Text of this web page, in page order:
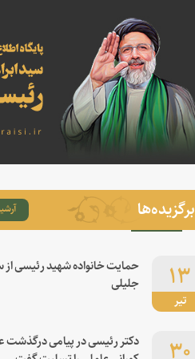
برگزیده‌ها
تیر
۱۳
حمایت خانواده شهید رئیسی
جلیلی
۳۰
دکتر رئیسی در پیامی درگذشت